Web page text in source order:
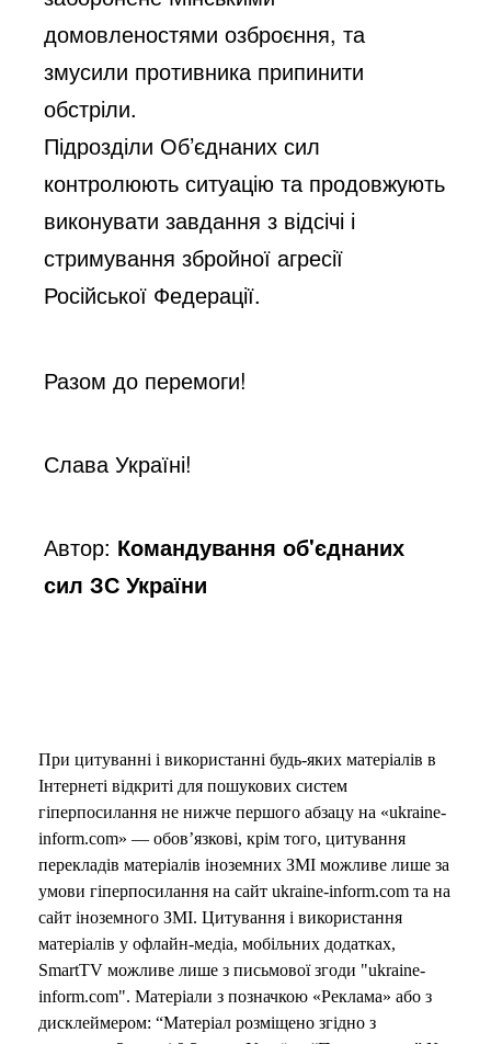
домовленостями озброєння, та
змусили противника припинити
обстріли.
Підрозділи Об’єднаних сил
контролюють ситуацію та продовжують
виконувати завдання з відсічі і
стримування збройної агресії
Російської Федерації.
Разом до перемоги!
Слава Україні!
Автор: Командування об'єднаних
сил ЗС України
При цитуванні і використанні будь-яких матеріалів в
Інтернеті відкриті для пошукових систем
гіперпосилання не нижче першого абзацу на «ukraine-
inform.com» — обов’язкові, крім того, цитування
перекладів матеріалів іноземних ЗМІ можливе лише за
умови гіперпосилання на сайт ukraine-inform.com та на
сайт іноземного ЗМІ. Цитування і використання
матеріалів у офлайн-медіа, мобільних додатках,
SmartTV можливе лише з письмової згоди "ukraine-
inform.com". Матеріали з позначкою «Реклама» або з
дисклеймером: “Матеріал розміщено згідно з